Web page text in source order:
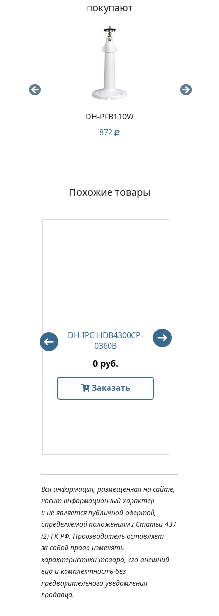
покупают
DH-PFB110W
872
Похожие товары
DH-IPC-HDB4300CP-
0360B
0 руб.
Заказать
Вся информация, размещенная на сайте,
носит информационный характер
и не является публичной офертой,
определяемой положениями Статьи 437
(2) ГК РФ. Производитель оставляет
за собой право изменять
характеристики товара, его внешний
вид и комплектность без
предварительного уведомления
продавца.